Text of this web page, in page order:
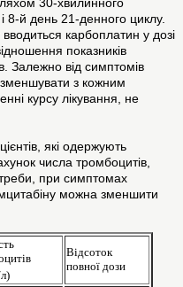
30-хвилинного
8-й день 21-денного циклу.
карбоплатин у дозі
показників
Залежно від симптомів
зменшувати з кожним
курсу лікування, не
які одержують
числа тромбоцитів,
при симптомах
можна зменшити
Відсоток
повної дози